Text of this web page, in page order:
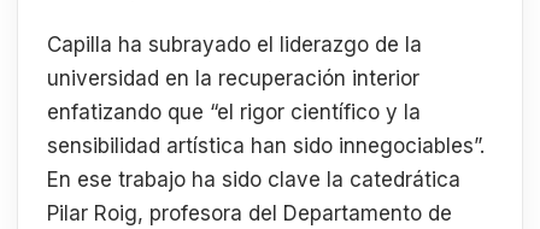
Capilla ha subrayado el liderazgo de la
universidad en la recuperación interior
enfatizando que “el rigor científico y la
sensibilidad artística han sido innegociables”.
En ese trabajo ha sido clave la catedrática
Pilar Roig, profesora del Departamento de